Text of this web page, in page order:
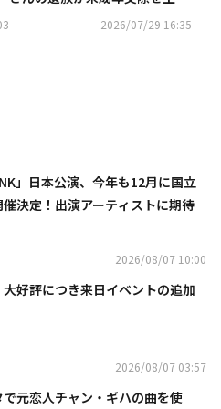
し告訴も…不起訴処分に
2026/07/29 16:35
」日本公演、今年も12月に国立
決定！出演アーティストに期待
2026/08/07 10:00
好評につき来日イベントの追加
2026/08/07 03:57
元恋人チャン・ギハの曲を使